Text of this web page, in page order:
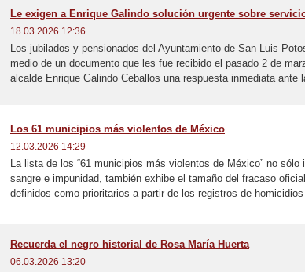
Le exigen a Enrique Galindo solución urgente sobre
18.03.2026 12:36
Los jubilados y pensionados del Ayuntamiento de San Luis
medio de un documento que les fue recibido el pasado 2 de
alcalde Enrique Galindo Ceballos una respuesta inmediata ante
Los 61 municipios más violentos de México
12.03.2026 14:29
La lista de los “61 municipios más violentos de México” no
sangre e impunidad, también exhibe el tamaño del fracaso
definidos como prioritarios a partir de los registros de
Recuerda el negro historial de Rosa María Huerta
06.03.2026 13:20